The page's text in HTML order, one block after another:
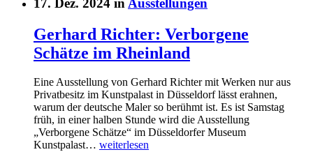
Gerhard Richter: Verborgene
Schätze im Rheinland
Eine Ausstellung von Gerhard Richter mit Werken nur aus
Privatbesitz im Kunstpalast in Düsseldorf lässt erahnen,
warum der deutsche Maler so berühmt ist. Es ist Samstag
früh, in einer halben Stunde wird die Ausstellung
„Verborgene Schätze“ im Düsseldorfer Museum
Kunstpalast… weiterlesen